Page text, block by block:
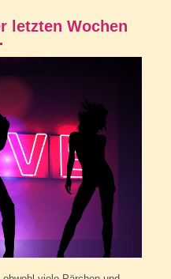
letzten Wochen